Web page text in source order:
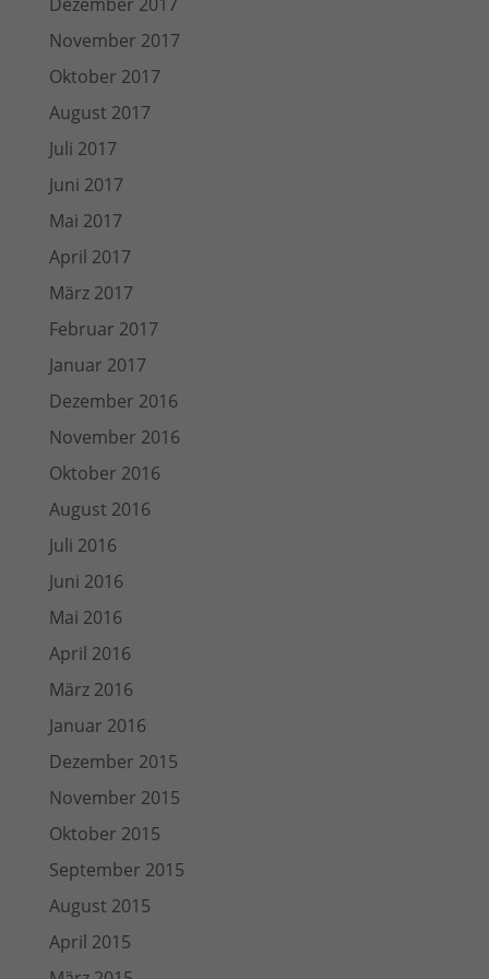
November 2017
Oktober 2017
August 2017
Juli 2017
Juni 2017
Mai 2017
April 2017
März 2017
Februar 2017
Januar 2017
Dezember 2016
November 2016
Oktober 2016
August 2016
Juli 2016
Juni 2016
Mai 2016
April 2016
März 2016
Januar 2016
Dezember 2015
November 2015
Oktober 2015
September 2015
August 2015
April 2015